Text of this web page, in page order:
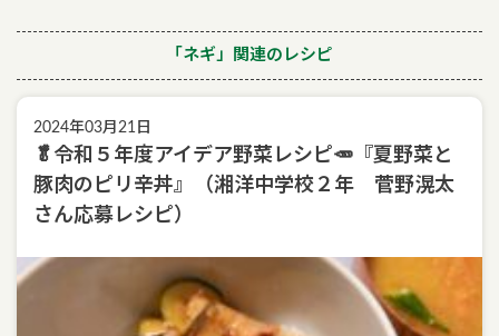
「ネギ」関連のレシピ
2024年03月21日
🥬令和５年度アイデア野菜レシピ🥕『夏野菜と
豚肉のピリ辛丼』（湘洋中学校２年 菅野滉太
さん応募レシピ）